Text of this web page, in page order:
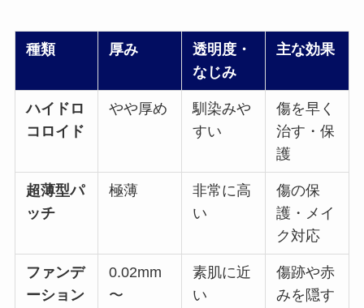
種類 厚み
透明度・
なじみ
主な効果
ハイドロ
コロイド
やや厚め
馴染みや
すい
傷を早く
治す・保
護
超薄型パ
ッチ
極薄
非常に高
い
傷の保
護・メイ
ク対応
ファンデ
ーション
0.02mm
〜
素肌に近
い
傷跡や赤
みを隠す